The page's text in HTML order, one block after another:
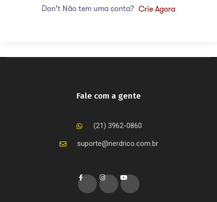
Don't Não tem uma conta? Crie Agora
Fale com a gente
(21) 3962-0860
suporte@nerdrico.com.br